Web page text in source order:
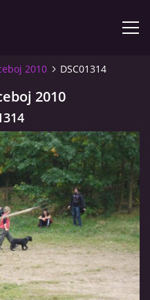
Z ROZDROJOVICKÉ
2010 DSC01314
2010